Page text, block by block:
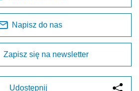
Napisz do nas
Zapisz się na newsletter
Udostępnij